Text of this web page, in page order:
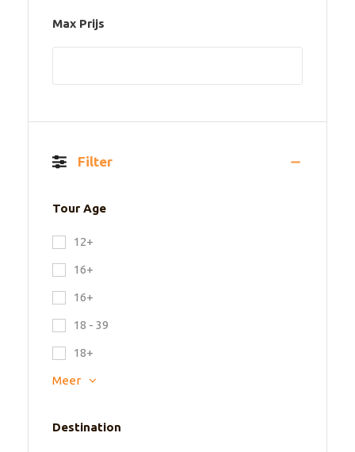
Max Prijs
Filter
Tour Age
12+
16+
16+
18 - 39
18+
Meer
Destination